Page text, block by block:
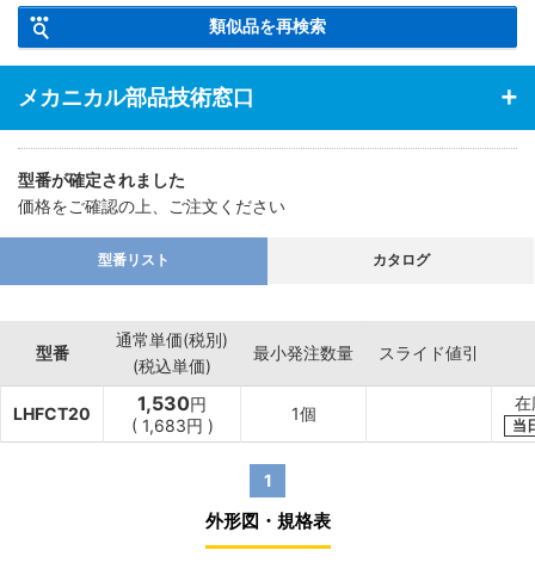
類似品を再検索
メカニカル部品技術窓口
型番が確定されました
価格をご確認の上、ご注文ください
型番リスト カタログ
型番
通常単価(税別)
(税込単価)
最小発注数量 スライド値引
LHFCT20 1,530円
( 1,683円 )
1個
在
当
1
外形図・規格表